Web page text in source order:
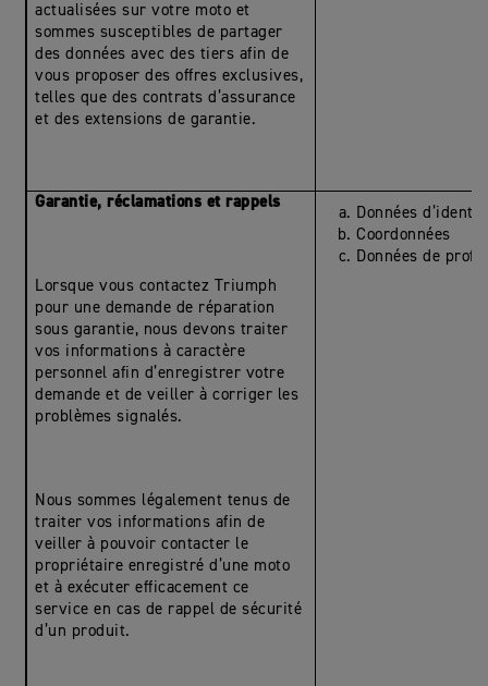
actualisées sur votre moto et
sommes susceptibles de partager
des données avec des tiers afin de
vous proposer des offres exclusives,
telles que des contrats d’assurance
et des extensions de garantie.
Garantie, réclamations et rappels
Lorsque vous contactez Triumph
pour une demande de réparation
sous garantie, nous devons traiter
vos informations à caractère
personnel afin d’enregistrer votre
demande et de veiller à corriger les
problèmes signalés.
Nous sommes légalement tenus de
traiter vos informations afin de
veiller à pouvoir contacter le
propriétaire enregistré d’une moto
et à exécuter efficacement ce
service en cas de rappel de sécurité
d’un produit.
Données
Coordonnées
Données de profil